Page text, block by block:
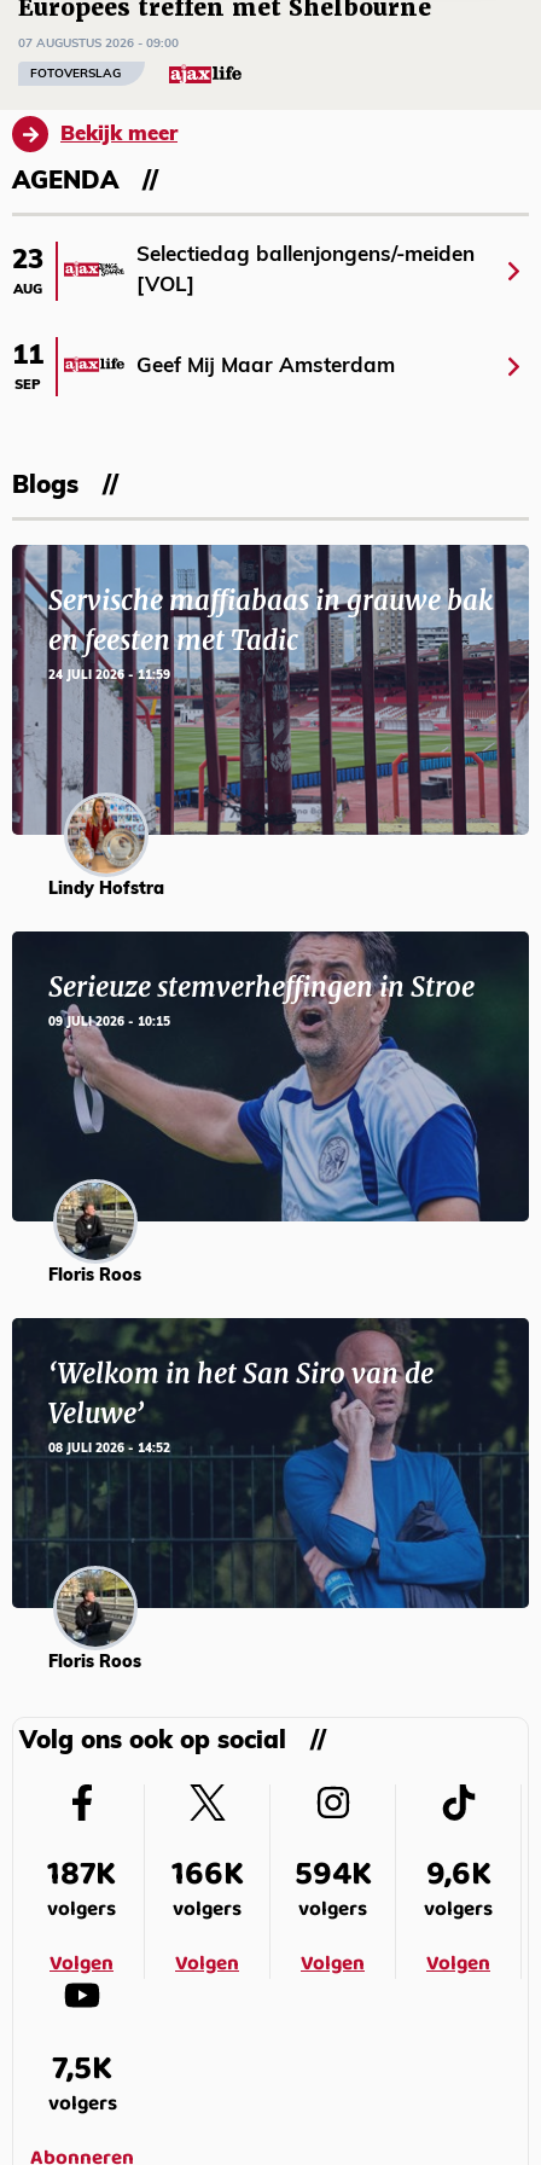
Europees treffen met Shelbourne
07 AUGUSTUS 2026 - 09:00
FOTOVERSLAG
Bekijk meer
AGENDA
23
AUG
Selectiedag ballenjongens/-meiden
[VOL]
11
SEP
Geef Mij Maar Amsterdam
Blogs
Servische maffiabaas in grauwe bak
en feesten met Tadic
24 JULI 2026 - 11:59
Lindy Hofstra
Serieuze stemverheffingen in Stroe
09 JULI 2026 - 10:15
Floris Roos
‘Welkom in het San Siro van de
Veluwe’
08 JULI 2026 - 14:52
Floris Roos
Volg ons ook op social
187K
volgers
Volgen
166K
volgers
Volgen
594K
volgers
Volgen
9,6K
volgers
Volgen
7,5K
volgers